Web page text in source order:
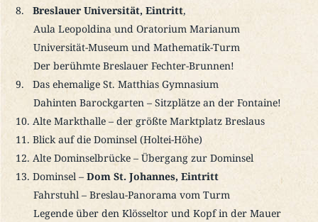
Breslauer Universität, Eintritt,
Aula Leopoldina und Oratorium Marianum
Universität-Museum und Mathematik-Turm
Der berühmte Breslauer Fechter-Brunnen!
Das ehemalige St. Matthias Gymnasium
Dahinten Barockgarten – Sitzplätze an der Fontaine!
Alte Markthalle – der größte Marktplatz Breslaus
Blick auf die Dominsel (Holtei-Höhe)
Alte Dominselbrücke – Übergang zur Dominsel
Dominsel –Dom St. Johannes, Eintritt
Fahrstuhl – Breslau-Panorama vom Turm
Legende über den Klösseltor und Kopf in der Mauer